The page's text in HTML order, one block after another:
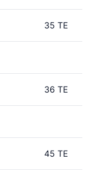
35 TE
36 TE
45 TE